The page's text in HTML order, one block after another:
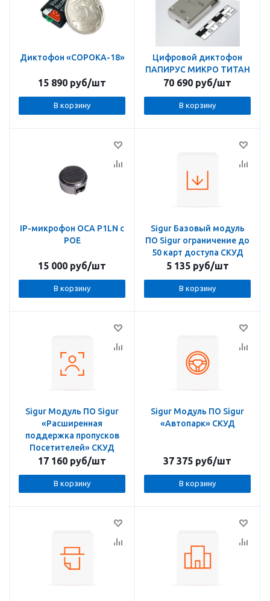
Диктофон «СОРОКА-18»
15 890 руб/шт
В корзину
Цифровой диктофон
ПАПИРУС МИКРО ТИТАН
70 690 руб/шт
В корзину
IP-микрофон ОСА P1LN с
POE
15 000 руб/шт
В корзину
Sigur Базовый модуль
ПО Sigur ограничение до
50 карт доступа СКУД
5 135руб/шт
В корзину
Sigur Модуль ПО Sigur
«Расширенная
поддержка пропусков
Посетителей» СКУД
17 160 руб/шт
В корзину
Sigur Модуль ПО Sigur
«Автопарк» СКУД
37 375 руб/шт
В корзину